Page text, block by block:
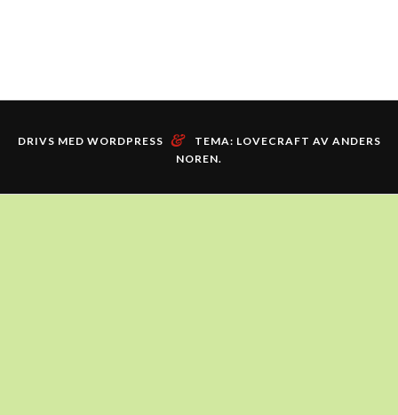
DRIVS MED WORDPRESS & TEMA: LOVECRAFT AV ANDERS
NOREN.